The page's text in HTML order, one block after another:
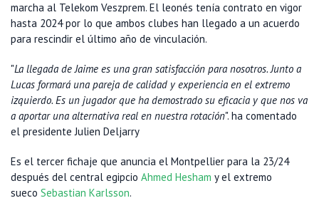
marcha al Telekom Veszprem. El leonés tenía contrato en vigor
hasta 2024 por lo que ambos clubes han llegado a un acuerdo
para rescindir el último año de vinculación.
"La llegada de Jaime es una gran satisfacción para nosotros. Junto a
Lucas formará una pareja de calidad y experiencia en el extremo
izquierdo. Es un jugador que ha demostrado su eficacia y que nos va
a aportar una alternativa real en nuestra rotación". ha comentado
el presidente Julien Deljarry
Es el tercer fichaje que anuncia el Montpellier para la 23/24
después del central egipcio Ahmed Hesham y el extremo
sueco Sebastian Karlsson.